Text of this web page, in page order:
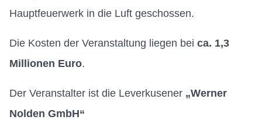
Hauptfeuerwerk in die Luft geschossen.
Die Kosten der Veranstaltung liegen bei ca. 1,3
Millionen Euro.
Der Veranstalter ist die Leverkusener „Werner
Nolden GmbH“